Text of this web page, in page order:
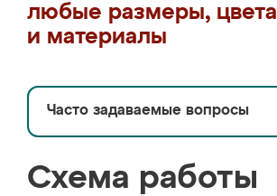
любые размеры, цвета
и материалы
Часто задаваемые вопросы
Схема работы